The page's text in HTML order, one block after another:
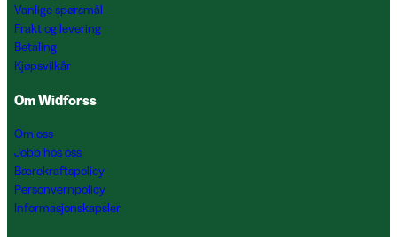
Vanlige spørsmål
Frakt og levering
Betaling
Kjøpsvilkår
Om Widforss
Om oss
Jobb hos oss
Bærekraftspolicy
Personvernpolicy
Informasjonskapsler